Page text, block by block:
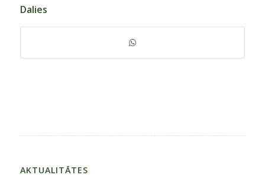
Dalies
AKTUALITĀTES